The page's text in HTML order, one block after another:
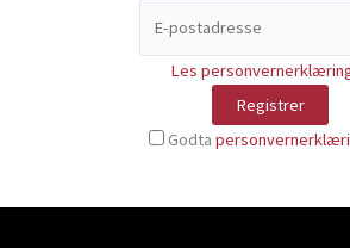
Les
Godta